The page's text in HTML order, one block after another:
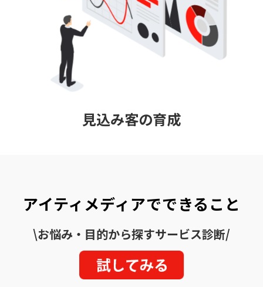
見込み客の育成
アイティメディアでできること
\お悩み・目的から探すサービス診断/